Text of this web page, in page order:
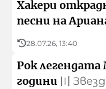
Хакери
песни на
28.07.26, 13:40
Рок
години 〣